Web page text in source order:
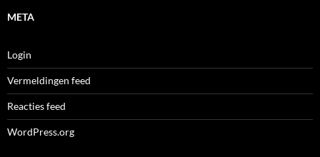
META
Login
Vermeldingen feed
Reacties feed
WordPress.org